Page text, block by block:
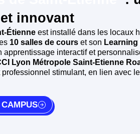
innovant
Étienne est installé dans les locaux
10 salles de cours et son Learning
apprentissage interactif et
Lyon Métropole Saint-Etienne
professionnel stimulant, en lien avec